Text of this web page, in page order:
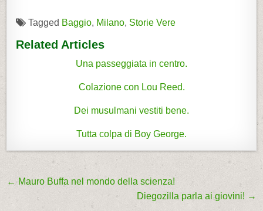
Tagged Baggio, Milano, Storie Vere
Related Articles
Una passeggiata in centro.
Colazione con Lou Reed.
Dei musulmani vestiti bene.
Tutta colpa di Boy George.
← Mauro Buffa nel mondo della scienza!
Diegozilla parla ai giovini! →